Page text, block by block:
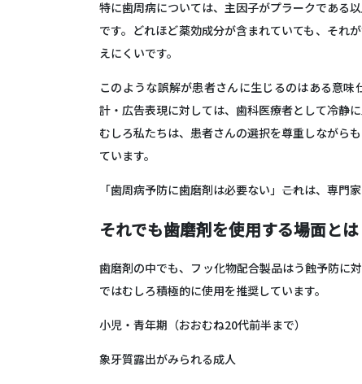
特に歯周病については、主因子がプラークである以
です。どれほど薬効成分が含まれていても、それ
えにくいです。
このような誤解が患者さんに生じるのはある意
計・広告表現に対しては、歯科医療者として冷静
むしろ私たちは、患者さんの選択を尊重しながら
ています。
「歯周病予防に歯磨剤は必要ない」――これは、専門
それでも歯磨剤を使用する場面とは
歯磨剤の中でも、 フッ化物配合製品はう蝕予防に
ではむしろ積極的に使用を推奨しています。
小児・青年期（おおむね20代前半まで）
象牙質露出がみられる成人